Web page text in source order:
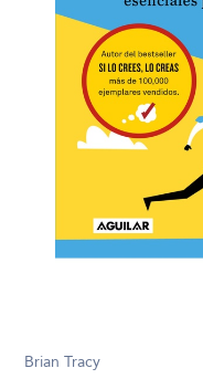
Brian Tracy